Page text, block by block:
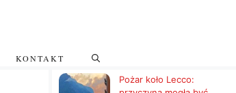
KONTAKT
Pożar koło Lecco: